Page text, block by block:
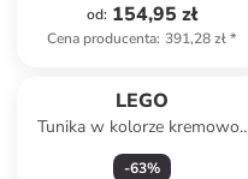
od: 154,95 zł
Cena producenta: 391,28 zł*
LEGO
Tunika w kolorze kremowo-
różowym
-63%